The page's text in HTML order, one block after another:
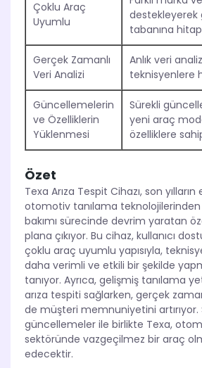
Çoklu Araç
Uyumlu
destekleyerek
tabanına
Gerçek Zamanlı
Veri Analizi
Anlık veri
teknisyenlere
Güncellemelerin
ve Özelliklerin
Yüklenmesi
Sürekli
yeni araç
özelliklere
Özet
Texa Arıza Tespit Cihazı, son
otomotiv tanılama
bakımı sürecinde devrim yaratan
plana çıkıyor. Bu cihaz, kullanıcı
çoklu araç uyumlu yapısıyla,
daha verimli ve etkili bir şekilde
tanıyor. Ayrıca, gelişmiş tanılama
arıza tespiti sağlarken, gerçek
de müşteri memnuniyetini artırıyor.
güncellemeler ile birlikte Texa,
sektöründe vazgeçilmez bir araç
edecektir.